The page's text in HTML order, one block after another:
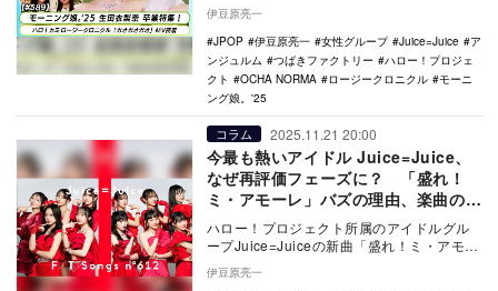
し、この半年間に何があったのかを振り返
る。
伊豆原亮一
JPOP
伊豆原亮一 女性グループ Juice=Juice
ア
ンジュルム
つばきファクトリー
ハロー！プロジェ
クト
OCHA NORMA ロージークロニクル
モーニ
ング娘。'25
コラム 2025.11.21 20:00
今最も熱いアイドル Juice=Juice、
なぜ再評価フェーズに？ 「盛れ！
ミ・アモーレ」バズの理由、楽曲の強
さを解説
ハロー！プロジェクト所属のアイドルグル
ープJuice=Juiceの新曲「盛れ！ミ・アモー
レ」が話題を集めている。デビュー12年
目…
伊豆原亮一